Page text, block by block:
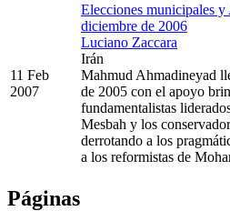
11 Feb
2007
Elecciones municipales
diciembre de 2006
Luciano Zaccara
Irán
Mahmud Ahmadineyad
de 2005 con el apoyo
fundamentalistas
Mesbah y los
derrotando a los
a los reformistas de
Páginas